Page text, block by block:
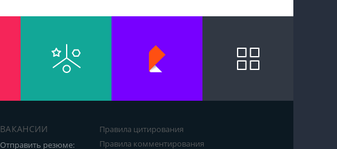
ВАКАНСИИ
Отправить резюме:
Правила цитирования
Правила комментирования